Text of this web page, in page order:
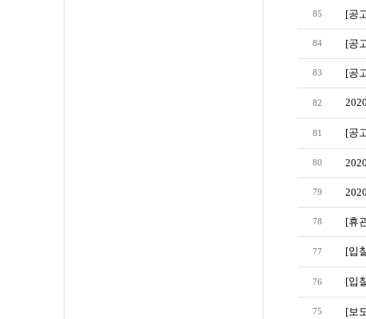
85 [공
84 [공
83 [공
82
81 [공
80
79
78 [휴
77 [입
76 [입
75 [보